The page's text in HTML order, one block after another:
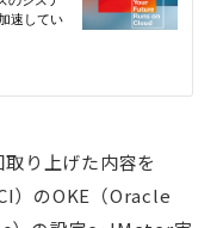
り上げた内容を
のOKE（Oracle